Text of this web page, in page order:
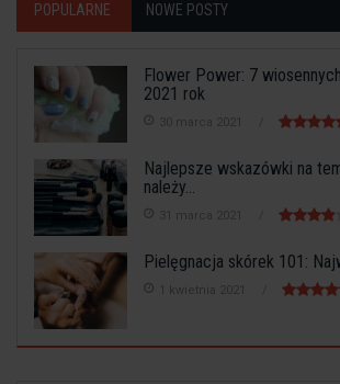
POPULARNE NOWE POSTY
Flower Power: 7
2021 rok
30 marca 2021
Najlepsze wskazówki na
należy...
31 marca 2021
Pielęgnacja skórek 101:
1 kwietnia 2021